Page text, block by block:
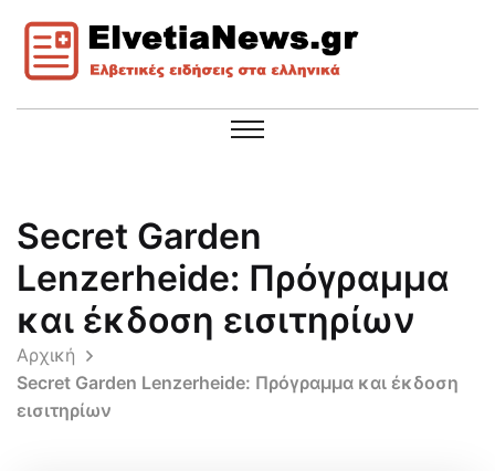
Secret Garden
Lenzerheide: Πρόγραμμα
και έκδοση εισιτηρίων
Αρχική
Secret Garden Lenzerheide: Πρόγραμμα και έκδοση
εισιτηρίων